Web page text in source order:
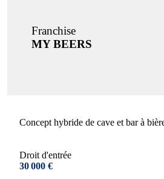
Franchise
MY BEERS
Concept hybride de cave et bar à
Droit d'entrée
30 000 €